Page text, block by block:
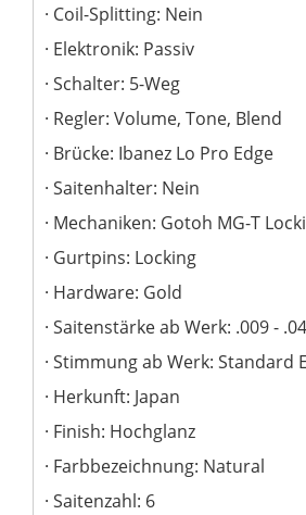
Coil-Splitting: Nein
Elektronik: Passiv
Schalter: 5-Weg
Regler: Volume, Tone, Blend
Brücke: Ibanez Lo Pro Edge
Saitenhalter: Nein
Mechaniken: Gotoh MG-T
Gurtpins: Locking
Hardware: Gold
Saitenstärke ab Werk: .009 -
Stimmung ab Werk: Standard E
Herkunft: Japan
Finish: Hochglanz
Farbbezeichnung: Natural
Saitenzahl: 6